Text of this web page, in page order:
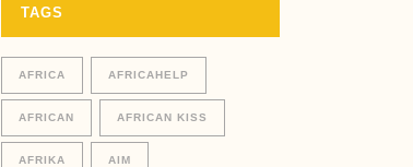
TAGS
AFRICA AFRICAHELP
AFRICAN AFRICAN KISS
AFRIKA AIM